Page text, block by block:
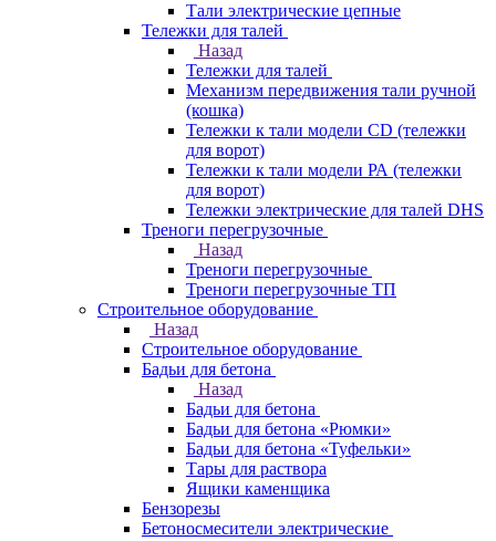
Тали электрические цепные
Тележки для талей
Назад
Тележки для талей
Механизм передвижения тали ручной
(кошка)
Тележки к тали модели CD (тележки
для ворот)
Тележки к тали модели РА (тележки
для ворот)
Тележки электрические для талей DHS
Треноги перегрузочные
Назад
Треноги перегрузочные
Треноги перегрузочные ТП
Строительное оборудование
Назад
Строительное оборудование
Бадьи для бетона
Назад
Бадьи для бетона
Бадьи для бетона «Рюмки»
Бадьи для бетона «Туфельки»
Тары для раствора
Ящики каменщика
Бензорезы
Бетоносмесители электрические